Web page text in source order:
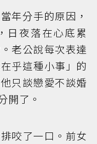
年分手的原因，
日夜落在心底累
老公說每次表達
乎這種小事」的
只談戀愛不談婚
開了。
咬了一口。前女